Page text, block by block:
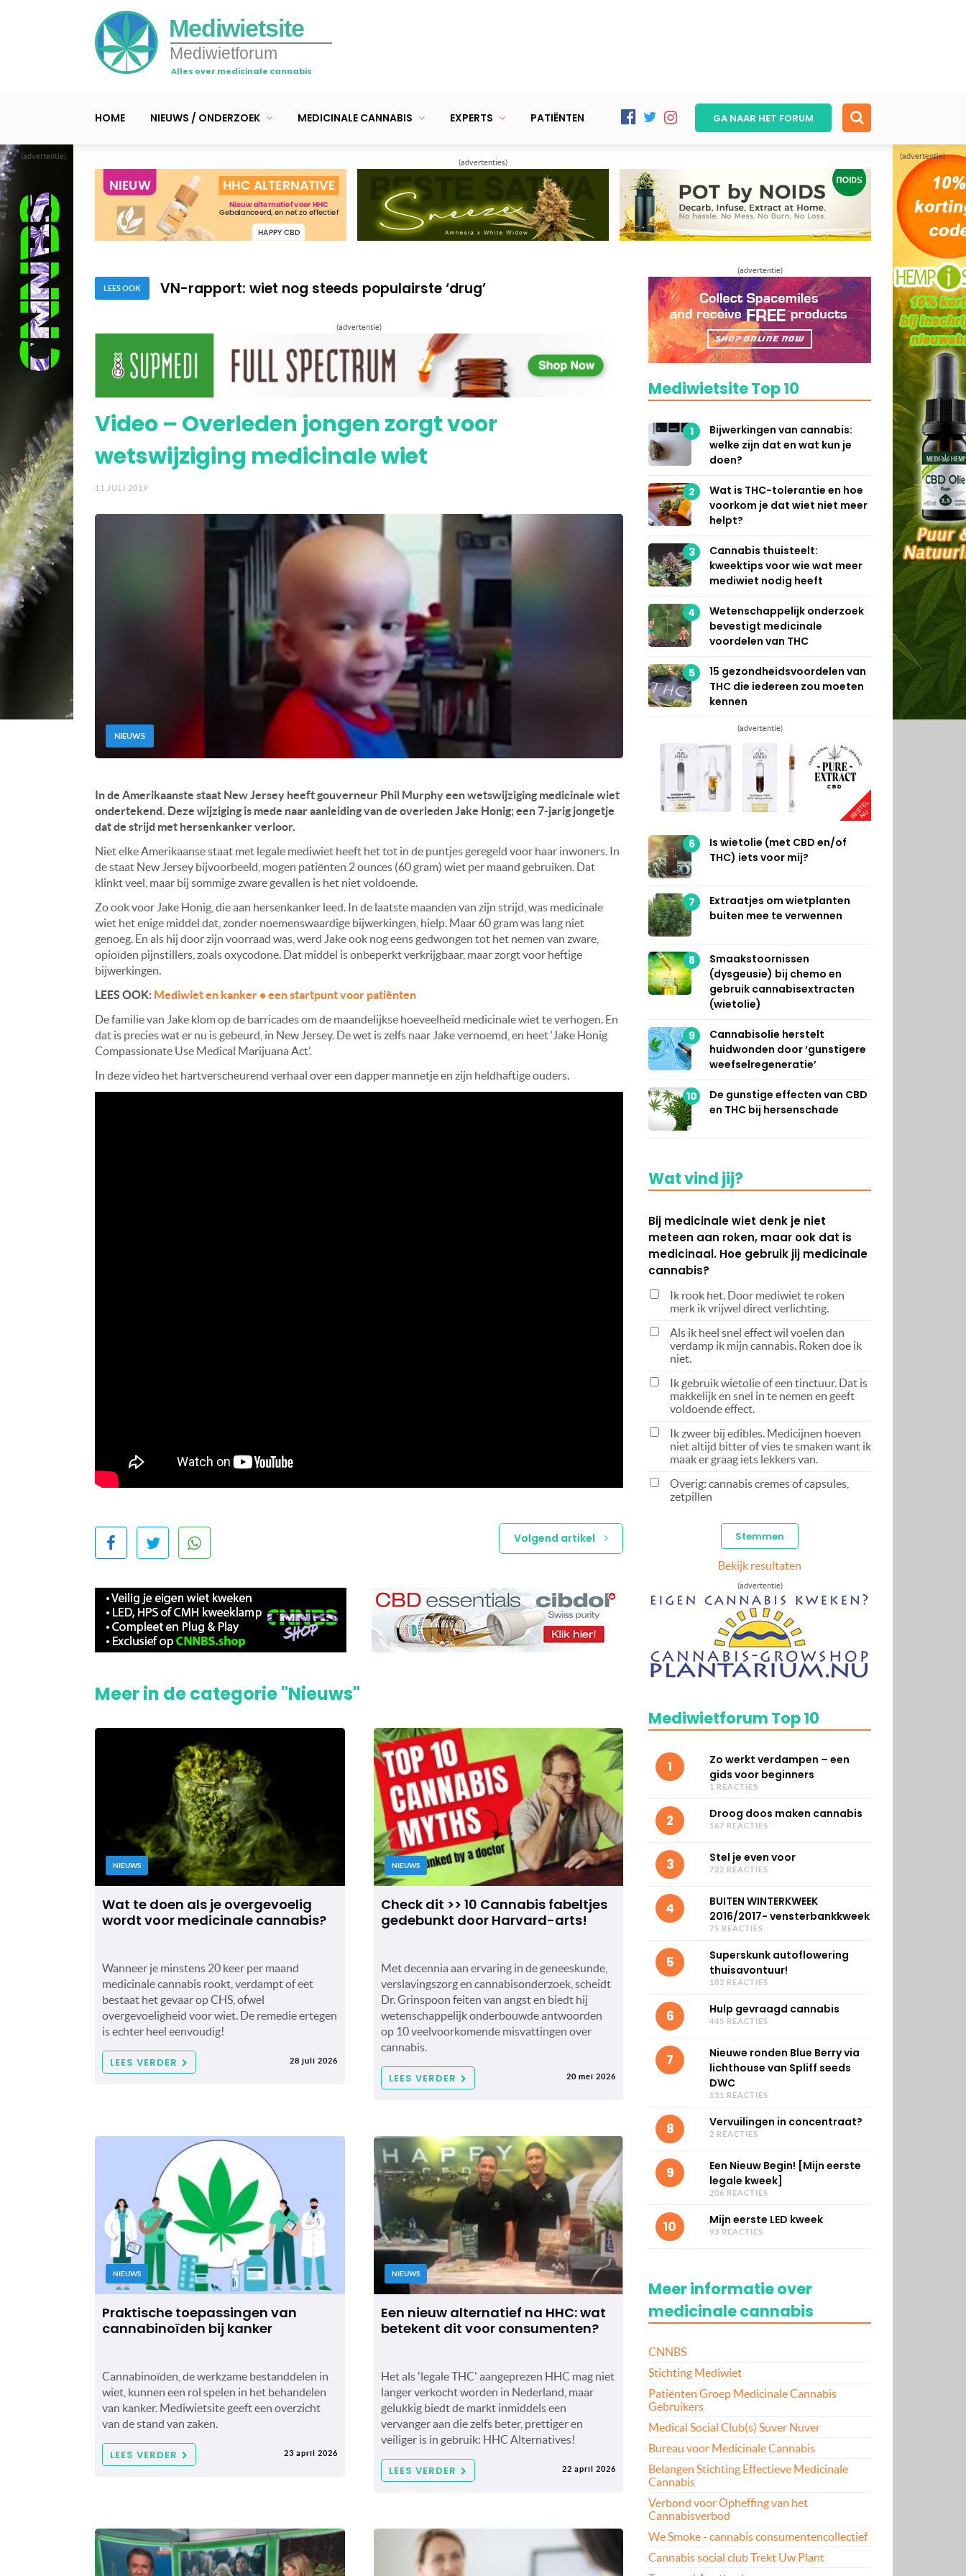
(advertentie) (advertentie)
Mediwietsite
Mediwietforum
Alles over medicinale cannabis
HOME NIEUWS / ONDERZOEK MEDICINALE CANNABIS EXPERTS PATIËNTEN GA NAAR HET FORUM
(advertenties)
LEES OOK
Ierland start vijfjarige proef met medicinale wiet
Klinisch onderzoek van start naar CBD bij tandvleesproblemen
Ierland start vijfjarige proef met medicinale wiet
Klinisch onderzoek van start naar CBD bij tandvleesproblemen
(advertentie)
Video – Overleden jongen zorgt voor
wetswijziging medicinale wiet
11 JULI 2019
NIEUWS
In de Amerikaanste staat New Jersey heeft gouverneur Phil Murphy een wetswijziging medicinale wiet
ondertekend. Deze wijziging is mede naar aanleiding van de overleden Jake Honig; een 7-jarig jongetje
dat de strijd met hersenkanker verloor.
Niet elke Amerikaanse staat met legale mediwiet heeft het tot in de puntjes geregeld voor haar inwoners. In
de staat New Jersey bijvoorbeeld, mogen patiënten 2 ounces (60 gram) wiet per maand gebruiken. Dat
klinkt veel, maar bij sommige zware gevallen is het niet voldoende.
Zo ook voor Jake Honig, die aan hersenkanker leed. In de laatste maanden van zijn strijd, was medicinale
wiet het enige middel dat, zonder noemenswaardige bijwerkingen, hielp. Maar 60 gram was lang niet
genoeg. En als hij door zijn voorraad was, werd Jake ook nog eens gedwongen tot het nemen van zware,
opioïden pijnstillers, zoals oxycodone. Dat middel is onbeperkt verkrijgbaar, maar zorgt voor heftige
bijwerkingen.
LEES OOK: Mediwiet en kanker • een startpunt voor patiënten
De familie van Jake klom op de barricades om de maandelijkse hoeveelheid medicinale wiet te verhogen. En
dat is precies wat er nu is gebeurd, in New Jersey. De wet is zelfs naar Jake vernoemd, en heet ‘Jake Honig
Compassionate Use Medical Marijuana Act’.
In deze video het hartverscheurend verhaal over een dapper mannetje en zijn heldhaftige ouders.
Volgend artikel
Meer in de categorie "Nieuws"
NIEUWS
Wat te doen als je overgevoelig
wordt voor medicinale cannabis?
Wanneer je minstens 20 keer per maand
medicinale cannabis rookt, verdampt of eet
bestaat het gevaar op CHS, ofwel
overgevoeligheid voor wiet. De remedie ertegen
is echter heel eenvoudig!
LEES VERDER 28 juli 2026
NIEUWS
Check dit >> 10 Cannabis fabeltjes
gedebunkt door Harvard-arts!
Met decennia aan ervaring in de geneeskunde,
verslavingszorg en cannabisonderzoek, scheidt
Dr. Grinspoon feiten van angst en biedt hij
wetenschappelijk onderbouwde antwoorden
op 10 veelvoorkomende misvattingen over
cannabis.
LEES VERDER 20 mei 2026
NIEUWS
Praktische toepassingen van
cannabinoïden bij kanker
Cannabinoïden, de werkzame bestanddelen in
wiet, kunnen een rol spelen in het behandelen
van kanker. Mediwietsite geeft een overzicht
van de stand van zaken.
LEES VERDER 23 april 2026
NIEUWS
Een nieuw alternatief na HHC: wat
betekent dit voor consumenten?
Het als 'legale THC' aangeprezen HHC mag niet
langer verkocht worden in Nederland, maar
gelukkig biedt de markt inmiddels een
vervanger aan die zelfs beter, prettiger en
veiliger is in gebruik: HHC Alternatives!
LEES VERDER 22 april 2026
(advertentie)
Mediwietsite Top 10
1
Bijwerkingen van cannabis:
welke zijn dat en wat kun je
doen?
2
Wat is THC-tolerantie en hoe
voorkom je dat wiet niet meer
helpt?
3
Cannabis thuisteelt:
kweektips voor wie wat meer
mediwiet nodig heeft
4
Wetenschappelijk onderzoek
bevestigt medicinale
voordelen van THC
5
15 gezondheidsvoordelen van
THC die iedereen zou moeten
kennen
(advertentie)
6
Is wietolie (met CBD en/of
THC) iets voor mij?
7
Extraatjes om wietplanten
buiten mee te verwennen
8
Smaakstoornissen
(dysgeusie) bij chemo en
gebruik cannabisextracten
(wietolie)
9
Cannabisolie herstelt
huidwonden door ‘gunstigere
weefselregeneratie’
10
De gunstige effecten van CBD
en THC bij hersenschade
Wat vind jij?
Bij medicinale wiet denk je niet
meteen aan roken, maar ook dat is
medicinaal. Hoe gebruik jij medicinale
cannabis?
Ik rook het. Door mediwiet te roken
merk ik vrijwel direct verlichting.
Als ik heel snel effect wil voelen dan
verdamp ik mijn cannabis. Roken doe ik
niet.
Ik gebruik wietolie of een tinctuur. Dat is
makkelijk en snel in te nemen en geeft
voldoende effect.
Ik zweer bij edibles. Medicijnen hoeven
niet altijd bitter of vies te smaken want ik
maak er graag iets lekkers van.
Overig: cannabis cremes of capsules,
zetpillen
Bekijk resultaten
(advertentie)
Mediwietforum Top 10
1
Zo werkt verdampen – een
gids voor beginners
1 REACTIES
2 Droog doos maken cannabis
167 REACTIES
3 Stel je even voor
722 REACTIES
4
BUITEN WINTERKWEEK
2016/2017- vensterbankkweek
75 REACTIES
5
Superskunk autoflowering
thuisavontuur!
182 REACTIES
6 Hulp gevraagd cannabis
445 REACTIES
7
Nieuwe ronden Blue Berry via
lichthouse van Spliff seeds
DWC
131 REACTIES
8 Vervuilingen in concentraat?
2 REACTIES
9
Een Nieuw Begin! [Mijn eerste
legale kweek]
206 REACTIES
10 Mijn eerste LED kweek
93 REACTIES
Meer informatie over
medicinale cannabis
CNNBS
Stichting Mediwiet
Patiënten Groep Medicinale Cannabis
Gebruikers
Medical Social Club(s) Suver Nuver
Bureau voor Medicinale Cannabis
Belangen Stichting Effectieve Medicinale
Cannabis
Verbond voor Opheffing van het
Cannabisverbod
We Smoke - cannabis consumentencollectief
Cannabis social club Trekt Uw Plant